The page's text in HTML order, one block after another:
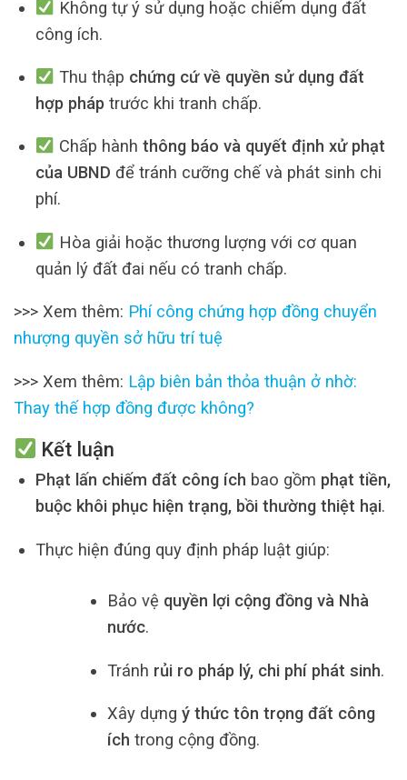
Không tự ý sử dụng hoặc chiếm dụng đất
công ích.
Thu thập chứng cứ về quyền sử dụng đất
hợp pháp trước khi tranh chấp.
Chấp hành thông báo và quyết định xử phạt
của UBND để tránh cưỡng chế và phát sinh chi
phí.
Hòa giải hoặc thương lượng với cơ quan
quản lý đất đai nếu có tranh chấp.
>>> Xem thêm: Phí công chứng hợp đồng chuyển
nhượng quyền sở hữu trí tuệ
>>> Xem thêm: Lập biên bản thỏa thuận ở nhờ:
Thay thế hợp đồng được không?
Kết luận
Phạt lấn chiếm đất công ích bao gồm phạt tiền,
buộc khôi phục hiện trạng, bồi thường thiệt hại.
Thực hiện đúng quy định pháp luật giúp:
Bảo vệ quyền lợi cộng đồng và Nhà
nước.
Tránh rủi ro pháp lý, chi phí phát sinh.
Xây dựng ý thức tôn trọng đất công
ích trong cộng đồng.